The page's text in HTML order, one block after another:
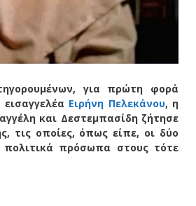
για πρώτη φορά
Ειρήνη Πελεκάνου, η
και Δεστεμπασίδη ζήτησε
τις οποίες, όπως είπε, οι δύο
πολιτικά πρόσωπα στους τότε